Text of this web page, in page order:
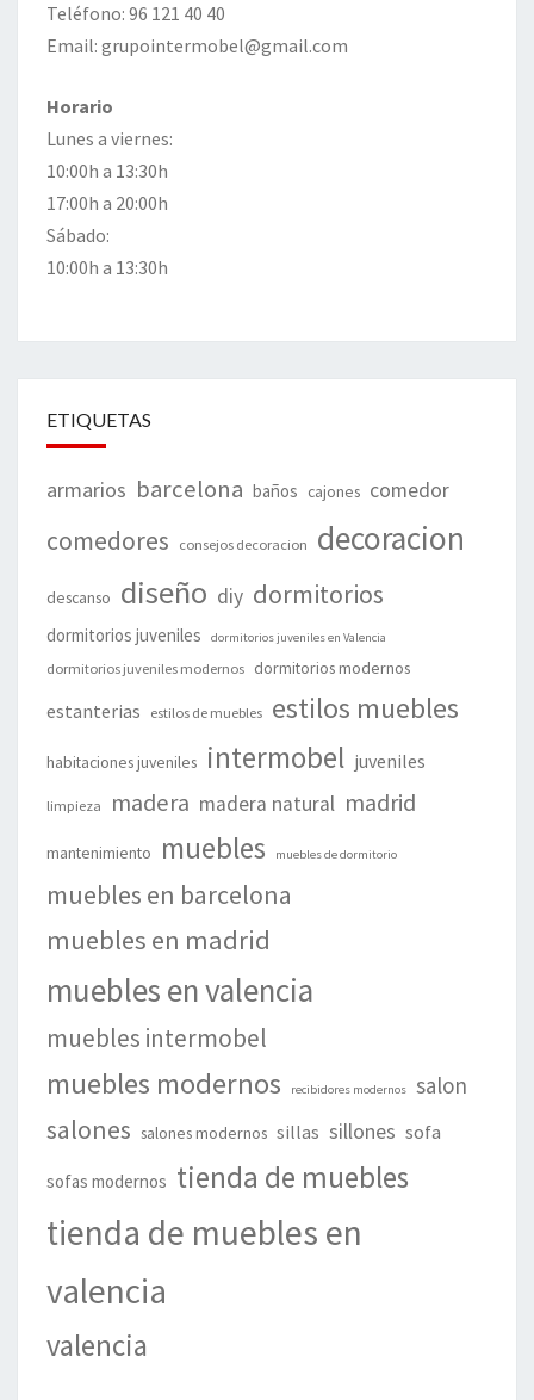
Teléfono: 96 121 40 40
Email: grupointermobel@gmail.com
Horario
Lunes a viernes:
10:00h a 13:30h
17:00h a 20:00h
Sábado:
10:00h a 13:30h
ETIQUETAS
armarios barcelona baños cajones comedor
comedores consejos decoracion decoracion
descanso diseño diy dormitorios
dormitorios juveniles dormitorios juveniles en Valencia
dormitorios juveniles modernos dormitorios modernos
estanterias estilos de muebles estilos muebles
habitaciones juveniles intermobel juveniles
limpieza madera madera natural madrid
mantenimiento muebles muebles de dormitorio
muebles en barcelona
muebles en madrid
muebles en valencia
muebles intermobel
muebles modernos recibidores modernos salon
salones salones modernos sillas sillones sofa
sofas modernos tienda de muebles
tienda de muebles en
valencia
valencia